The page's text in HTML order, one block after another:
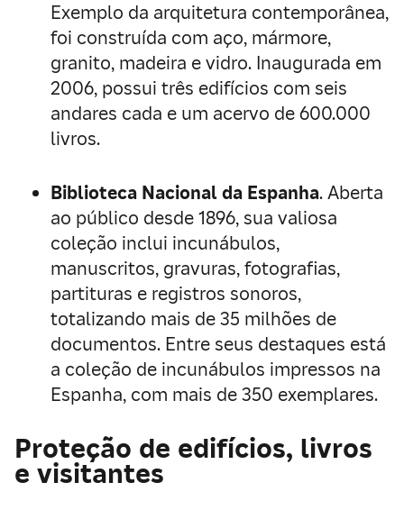
Exemplo da arquitetura contemporânea,
foi construída com aço, mármore,
granito, madeira e vidro. Inaugurada em
2006, possui três edifícios com seis
andares cada e um acervo de 600.000
livros.
Biblioteca Nacional da Espanha. Aberta
ao público desde 1896, sua valiosa
coleção inclui incunábulos,
manuscritos, gravuras, fotografias,
partituras e registros sonoros,
totalizando mais de 35 milhões de
documentos. Entre seus destaques está
a coleção de incunábulos impressos na
Espanha, com mais de 350 exemplares.
Proteção de edifícios, livros
e visitantes